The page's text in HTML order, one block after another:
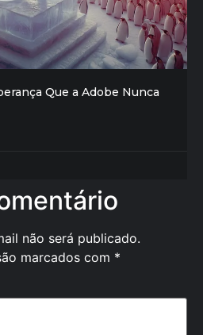
Que a Adobe Nunca
não será publicado.
marcados com *